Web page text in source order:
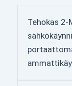
Tehokas